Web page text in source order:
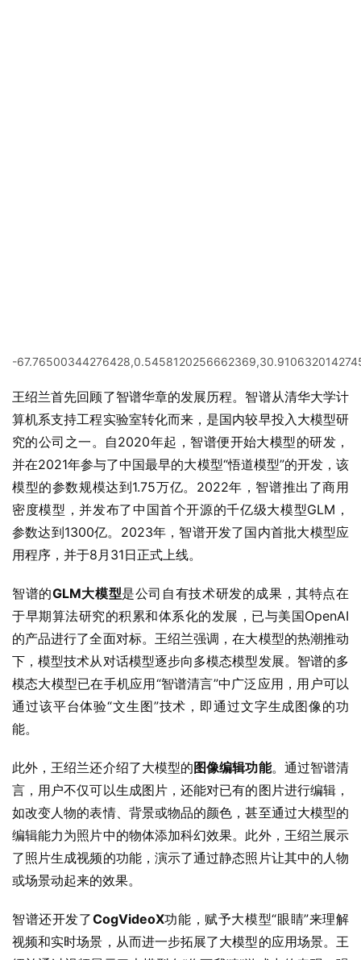
-
王绍兰首先回顾了智谱华章的发展历程。智谱从清华大学计
算机系支持工程实验室转化而来，是国内较早投入大模型研
究的公司之一。自2020年起，智谱便开始大模型的研发，
并在2021年参与了中国最早的大模型“悟道模型”的开发，该
模型的参数规模达到1.75万亿。2022年，智谱推出了商用
密度模型，并发布了中国首个开源的千亿级大模型GLM，
参数达到1300亿。2023年，智谱开发了国内首批大模型应
用程序，并于8月31日正式上线。
智谱的GLM大模型是公司自有技术研发的成果，其特点在
于早期算法研究的积累和体系化的发展，已与美国OpenAI
的产品进行了全面对标。王绍兰强调，在大模型的热潮推动
下，模型技术从对话模型逐步向多模态模型发展。智谱的多
模态大模型已在手机应用“智谱清言”中广泛应用，用户可以
通过该平台体验“文生图”技术，即通过文字生成图像的功
能。
此外，王绍兰还介绍了大模型的 图像编辑功能。通过智谱清
言，用户不仅可以生成图片，还能对已有的图片进行编辑，
如改变人物的表情、背景或物品的颜色，甚至通过大模型的
编辑能力为照片中的物体添加科幻效果。此外，王绍兰展示
了照片生成视频的功能，演示了通过静态照片让其中的人物
或场景动起来的效果。
智谱还开发了CogVideoX功能，赋予大模型“眼睛”来理解
视频和实时场景，从而进一步拓展了大模型的应用场景。王